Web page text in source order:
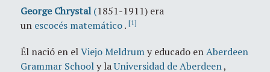
George Chrystal(1851-1911) era
un escocés matemático. [1]
Él nació en elViejo Meldrumy educado enAberdeen
Grammar Schooly laUniversidad de Aberdeen,